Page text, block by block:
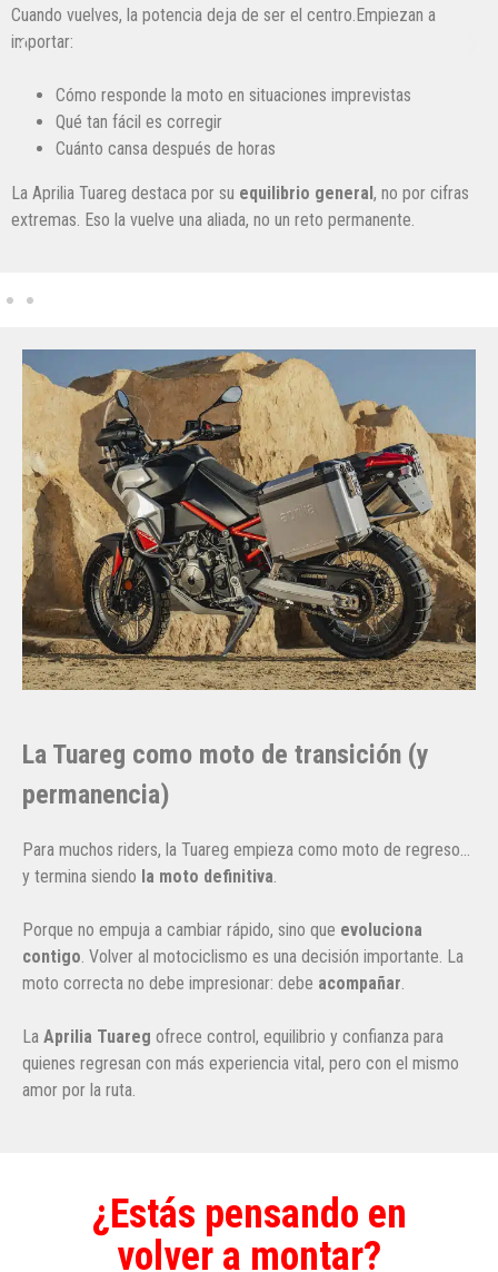
Cuando vuelves, la potencia deja de ser el centro.Empiezan a
importar:
Cómo responde la moto en situaciones imprevistas
Qué tan fácil es corregir
Cuánto cansa después de horas
La Aprilia Tuareg destaca por su equilibrio general , no por cifras
extremas. Eso la vuelve una aliada, no un reto permanente.
La Tuareg como moto de transición (y
permanencia)
Para muchos riders, la Tuareg empieza como moto de regreso…
y termina siendo la moto definitiva
Porque no empuja a cambiar rápido, sino que evoluciona
contigo . Volver al motociclismo es una decisión importante. La
moto correcta no debe impresionar: debe acompañar
La Aprilia Tuareg ofrece control, equilibrio y confianza para
quienes regresan con más experiencia vital, pero con el mismo
amor por la ruta.
¿Estás pensando en
volver a montar?